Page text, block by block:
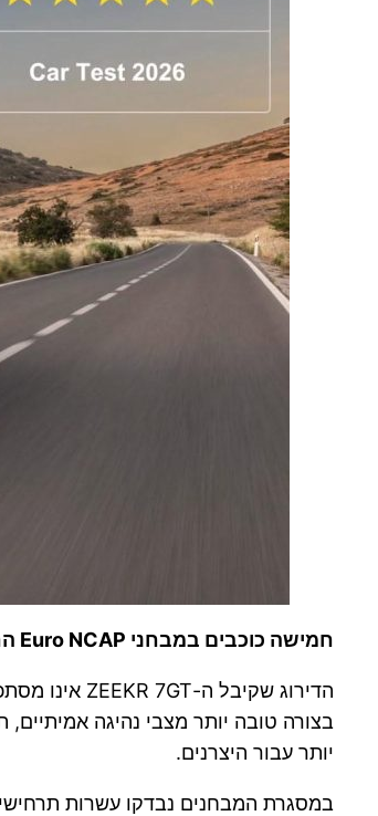
חמישה כוכבים במבחני Euro NCAP החדשים
בצורה טובה יותר מצבי נהיגה
יותר עבור היצרנים.
במסגרת המבחנים נבדקו עשרות תרחישים